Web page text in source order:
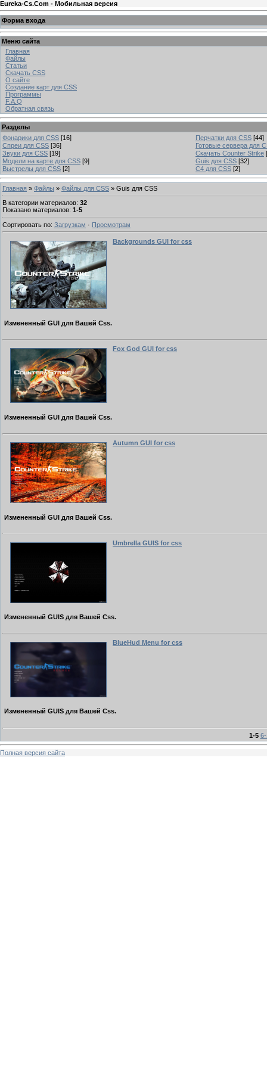
Eureka-Cs.Com - Мобильная версия
Форма входа
Меню сайта
Главная
Файлы
Статьи
Скачать CSS
О сайте
Создание карт для CSS
Программы
F.A.Q
Обратная связь
Разделы
Фонарики для CSS [16] Перчатки для CSS [44]
Спреи для CSS [36]
Готовые сервера для
Звуки для CSS [19] Скачать Counter Strike
Модели на карте для CSS [9] Guis для CSS [32]
Выстрелы для CSS [2] C4 для CSS [2]
Главная » Файлы » Файлы для CSS » Guis для CSS
В категории материалов: 32
Показано материалов: 1-5
Сортировать по: Загрузкам · Просмотрам
Backgrounds GUI for css
Измененный GUI для Вашей Css.
Fox God GUI for css
Измененный GUI для Вашей Css.
Autumn GUI for css
Измененный GUI для Вашей Css.
Umbrella GUIS for css
Измененный GUIS для Вашей Css.
BlueHud Menu for css
Измененный GUIS для Вашей Css.
1-5
Полная версия сайта